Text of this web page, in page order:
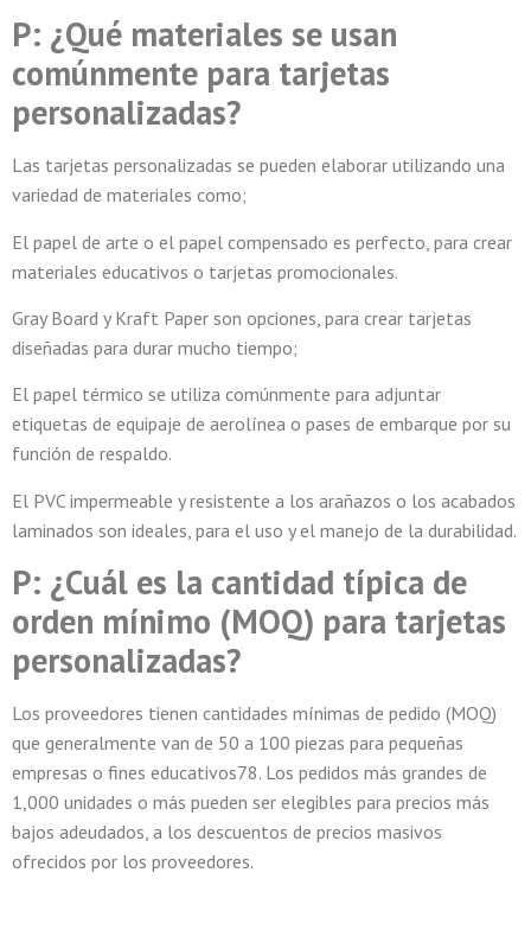
P: ¿Qué materiales se usan
comúnmente para tarjetas
personalizadas?
Las tarjetas personalizadas se pueden elaborar utilizando una
variedad de materiales como;
El papel de arte o el papel compensado es perfecto, para crear
materiales educativos o tarjetas promocionales.
Gray Board y Kraft Paper son opciones, para crear tarjetas
diseñadas para durar mucho tiempo;
El papel térmico se utiliza comúnmente para adjuntar
etiquetas de equipaje de aerolínea o pases de embarque por su
función de respaldo.
El PVC impermeable y resistente a los arañazos o los acabados
laminados son ideales, para el uso y el manejo de la durabilidad.
P: ¿Cuál es la cantidad típica de
orden mínimo (MOQ) para tarjetas
personalizadas?
Los proveedores tienen cantidades mínimas de pedido (MOQ)
que generalmente van de 50 a 100 piezas para pequeñas
empresas o fines educativos78. Los pedidos más grandes de
1,000 unidades o más pueden ser elegibles para precios más
bajos adeudados, a los descuentos de precios masivos
ofrecidos por los proveedores.